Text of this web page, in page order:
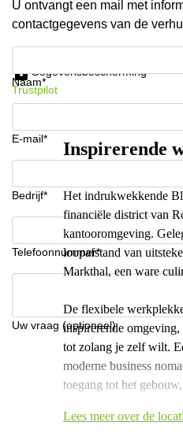
U ontvangt een mail met
contactgegevens van de
Naam*
E-mail*
Bedrijf*
Telefoonnummer*
Uw vraag (optioneel)
Gegevensbescherming
Trustpilot
Inspirerende
Het indrukwekkende
financiële district van
kantooromgeving.
loopafstand van
Markthal, een ware
De flexibele
inspirerende
tot zolang je zelf wilt.
moderne business
toegang tot het
Lees meer over de